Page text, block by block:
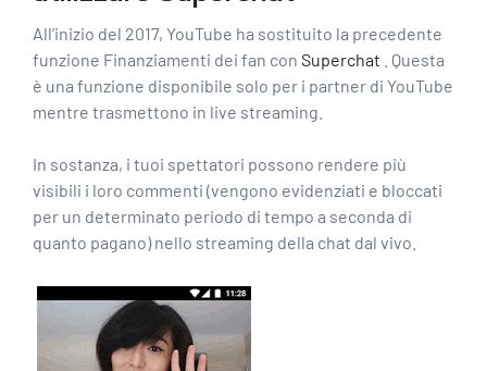
All’inizio del 2017, YouTube ha sostituito la precedente
funzione Finanziamenti dei fan con Superchat . Questa
è una funzione disponibile solo per i partner di YouTube
mentre trasmettono in live streaming.
In sostanza, i tuoi spettatori possono rendere più
visibili i loro commenti (vengono evidenziati e bloccati
per un determinato periodo di tempo a seconda di
quanto pagano) nello streaming della chat dal vivo.